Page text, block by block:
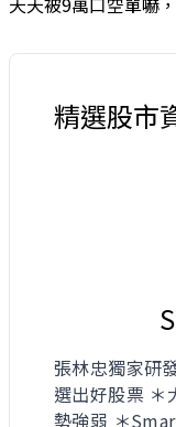
精選股市
張林忠獨家研
選出好股票 ＊
勢強弱 ＊